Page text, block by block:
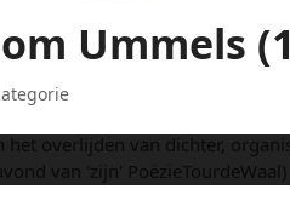
Ummels
overlijden van dichter,
van 'zijn'